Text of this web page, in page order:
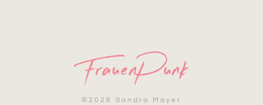
© 2026 Sandra Mayer